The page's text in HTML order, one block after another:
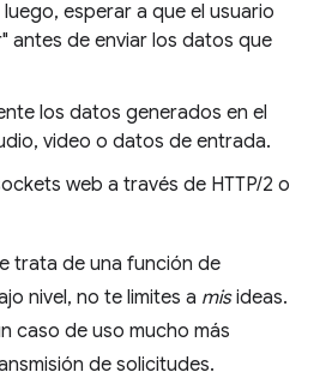
esperar a que el usuario
antes de enviar los datos que
los datos generados en el
video o datos de entrada.
web a través de HTTP/2 o
trata de una función de
nivel, no te limites a misideas.
caso de uso mucho más
de solicitudes.